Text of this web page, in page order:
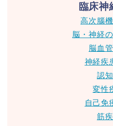
臨床神
高次腦
脳・神経
脳血
神経疾
認
変性
自己免
筋